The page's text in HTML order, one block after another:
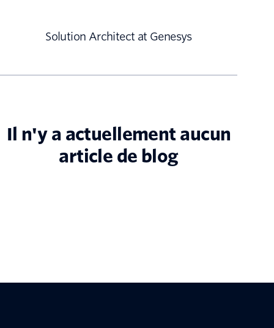
Solution Architect at Genesys
Il n'y a actuellement aucun
article de blog